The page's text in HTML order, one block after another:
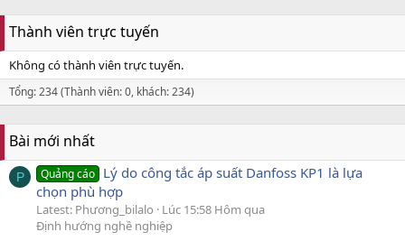
Thành viên trực tuyến
Không có thành viên trực tuyến.
Tổng: 234 (Thành viên: 0, khách: 234)
Bài mới nhất
P Quảng cáo Lý do công tắc áp suất Danfoss KP1 là lựa
chọn phù hợp
Latest: Phương_bilalo
Lúc 15:58 Hôm qua
Định hướng nghề nghiệp